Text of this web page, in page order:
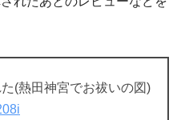
(熱田神宮でお祓いの図)